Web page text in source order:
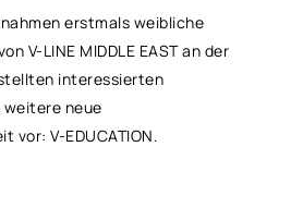
erstmals weibliche
V-LINE MIDDLE EAST an der
interessierten
weitere neue
vor: V-EDUCATION.